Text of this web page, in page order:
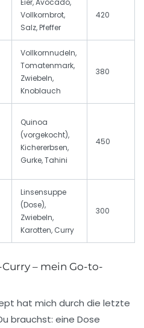
Vollkornbrot,
Salz, Pfeffer
420
Vollkornnudeln,
Tomatenmark,
Zwiebeln,
Knoblauch
380
Quinoa
(vorgekocht),
Kichererbsen,
Gurke, Tahini
450
Linsensuppe
(Dose),
Zwiebeln,
Karotten, Curry
300
– mein Go-to-
hat mich durch die letzte
brauchst: eine Dose